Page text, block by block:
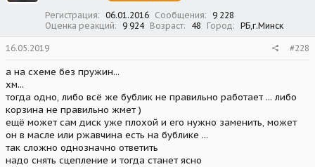
Регистрация 06.01.2016 Сообщения
9 228
Оценка реакций
9 924 Возраст 48 Город РБ,г.Минск
16.05.2019 #228
а на схеме без пружин...
хм...
тогда одно, либо всё же бублик не правильно работает ... либо
корзина не правильно жмет )
ещё может сам диск уже плохой и его нужно заменить, может
он в масле или ржавчина есть на бублике ...
так сложно однозначно ответить
надо снять сцепление и тогда станет ясно